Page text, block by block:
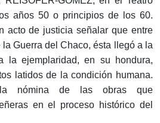
años 50 o principios de los 60.
acto de justicia señalar que entre
la Guerra del Chaco, ésta llegó a la
la ejemplaridad, en su hondura,
latidos de la condición humana.
nómina de las obras que
en el proceso histórico del